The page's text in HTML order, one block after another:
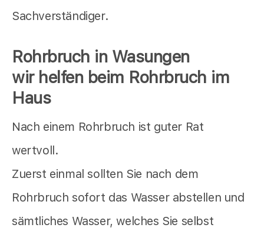
Sachverständiger.
Rohrbruch in Wasungen
wir helfen beim Rohrbruch im
Haus
Nach einem Rohrbruch ist guter Rat
wertvoll.
Zuerst einmal sollten Sie nach dem
Rohrbruch sofort das Wasser abstellen und
sämtliches Wasser, welches Sie selbst